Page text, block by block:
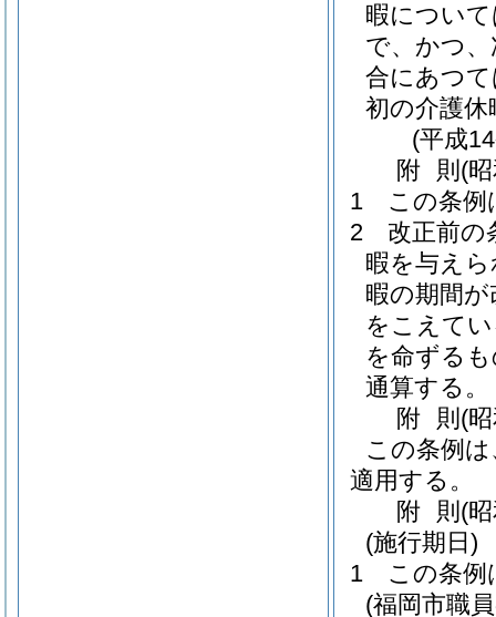
暇につい
で、かつ
合にあつ
初の介護
(平成
附 則 (
1
この条例
2
改正前の
暇を与え
暇の期間
をこえて
を命ずる
通算する。
附 則 (
この条例
適用する。
附 則 (
(施行期日)
1
この条例
(福岡市職